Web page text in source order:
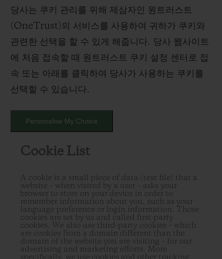
당사는 쿠키 관리를 위해 제삼자인 원트러스트
(OneTrust)의 서비스를 사용하여 귀하가 쿠키와
관련한 선택을 할 수 있게 해줍니다. 당사 웹사이트
에 처음 접속할 때 원트러스트 쿠키 설정 센터로 접
속 또는 아래를 클릭하여 당사가 사용하는 쿠키를
선택할 수 있습니다.
Personalise My Choice
Cookie List
A cookie is a small piece of data (text file) that a
website – when visited by a user – asks your
browser to store on your device in order to
remember information about you, such as your
language preference or login information. Those
cookies are set by us and called first-party
cookies. We also use third-party cookies – which
are cookies from a domain different than the
domain of the website you are visiting – for our
advertising and marketing efforts. More